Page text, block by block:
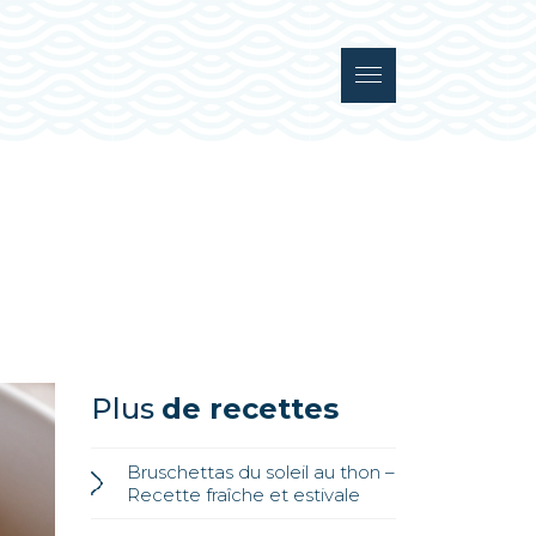
Plus de recettes
Bruschettas du soleil au thon –
Recette fraîche et estivale